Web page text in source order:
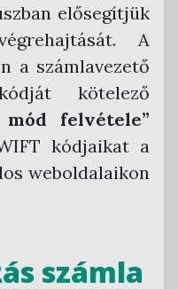
elősegítjük
A
a számlavezető
kötelező
mód felvétele”
kódjaikat a
weboldalaikon
számla